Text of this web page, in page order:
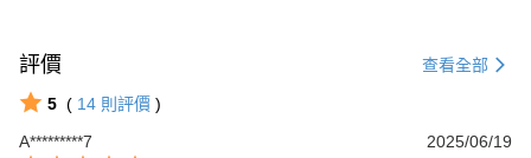
評價 查看全部
5 ( 14 則評價 )
A*********7
2025/06/19